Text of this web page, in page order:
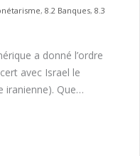
, 8.2 Banques, 8.3
a donné l’ordre
avec Israel le
iranienne). Que…